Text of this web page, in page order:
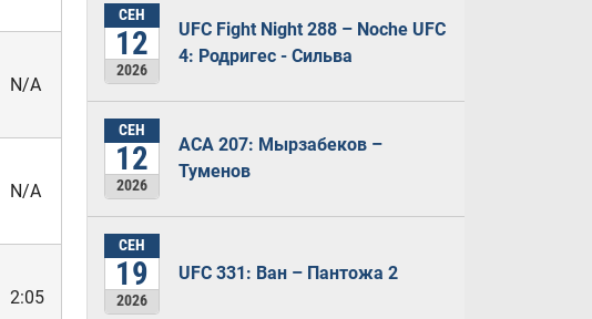
N/A
N/A
2:05
СЕН
12
2026
UFC Fight Night 288 – Noche UFC
4: Родригес - Сильва
СЕН
12
2026
ACA 207: Мырзабеков –
Туменов
СЕН
19
2026
UFC 331: Ван – Пантожа 2